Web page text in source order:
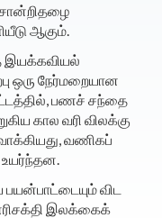
சான்றிதழை
ஆகும்.
இயக்கவியல்
ஒரு நேர்மறையான
பணச் சந்தை
கால வரி விலக்கு
வணிகப்
உயர்ந்தன.
விட
இலக்கைக்